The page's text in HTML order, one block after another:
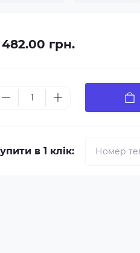
482.00 грн.
в 1 клік: